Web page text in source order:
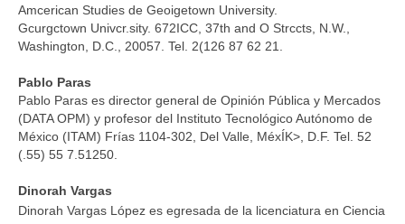
Amcerican Studies de Geoigetown University.
Gcurgctown Univcr.sity. 672ICC, 37th and O Strccts, N.W.,
Washington, D.C., 20057. Tel. 2(126 87 62 21.
Pablo Paras
Pablo Paras es director general de Opinión Pública y Mercados
(DATA OPM) y profesor del Instituto Tecnológico Autónomo de
México (ITAM) Frías 1104-302, Del Valle, MéxÍK>, D.F. Tel. 52
(.55) 55 7.51250.
Dinorah Vargas
Dinorah Vargas López es egresada de la licenciatura en Ciencia